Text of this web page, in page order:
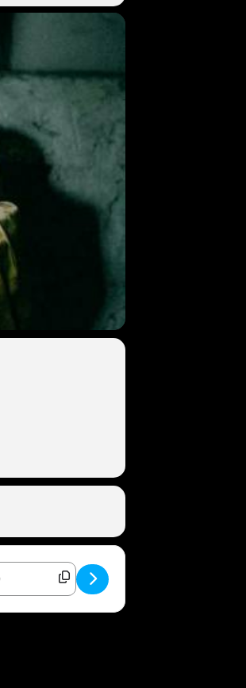
- Lee Eye + Aventuras Tropicales